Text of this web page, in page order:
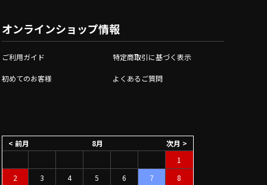
オンラインショップ情報
ご利用ガイド 特定商取引に基づく表示
初めてのお客様 よくあるご質問
8月
< 前月
次月 >
1
2
3 4 5 6 7 8